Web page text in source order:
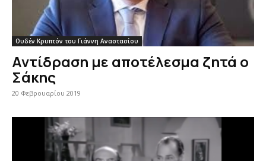
Ουδέν Κρυπτόν του Γιάννη Αναστασίου
Αντίδραση με αποτέλεσμα ζητά ο
Σάκης
20 Φεβρουαρίου 2019